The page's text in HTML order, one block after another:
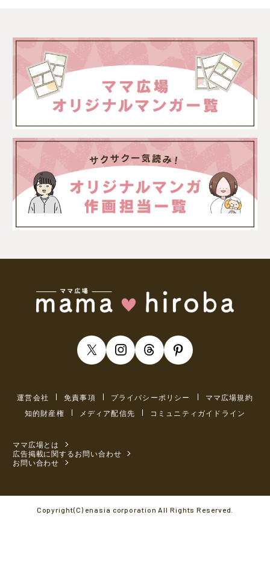
運営会社 免責事項 プライバシーポリシー
ママ広場規約
知的財産権
メディア配信先 コミュニティガイドライン
ママ広場とは
広告掲載に関するお問い合わせ
お問い合わせ
Copyright(C) enasia corporation All Rights Reserved.